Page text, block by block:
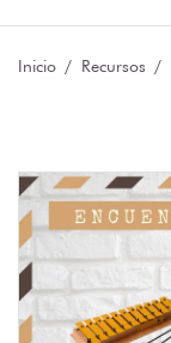
Inicio Recursos